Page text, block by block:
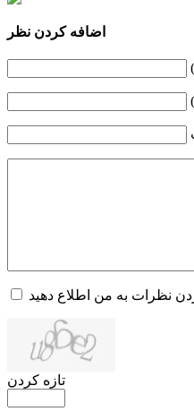
اضافه کردن نظر
نظرات به من اطلاع دهید
تازه کردن